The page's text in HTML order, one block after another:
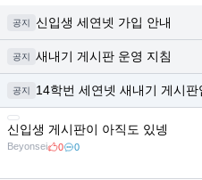
공지 신입생 세연넷 가입 안내
공지 새내기 게시판 운영 지침
공지 14학번 세연넷 새내기 게시판
신입생 게시판이 아직도 있넹
Beyonsei 0 0